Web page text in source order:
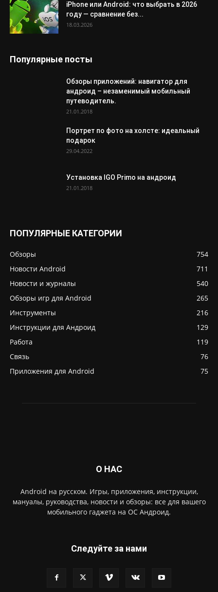
iPhone или Android: что выбрать в 2026
году — сравнение без...
18.03.2026
Популярные посты
Обзоры приложений: навигатор для
андроид – незаменимый мобильный
путеводитель.
21.01.2018
Портрет по фото на холсте: идеальный
подарок
29.04.2022
Установка IGO Primo на андроид
21.01.2018
ПОПУЛЯРНЫЕ КАТЕГОРИИ
Обзоры
754
Новости Android
711
Новости и журналы
540
Обзоры игр для Android
265
Инструменты
216
Инструкции для Андроид
129
Работа
119
Связь
76
Приложения для Android
75
О НАС
Android на русском. Игры, приложения, инструкции,
мануалы, руководства, новости и обзоры: все для вашего
мобильного гаджета на ОС Андроид.
Следуйте за нами